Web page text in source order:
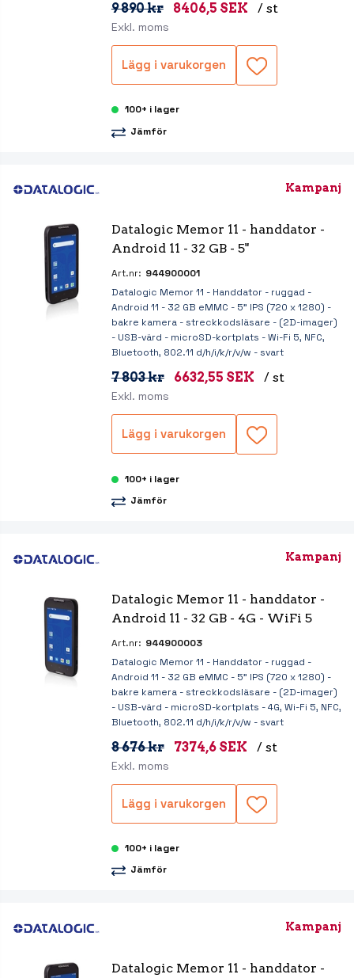
9 890 kr 8406,5 SEK / st
Exkl. moms
Lägg i varukorgen
100+ i lager
Jämför
Kampanj
Datalogic Memor 11 - handdator -
Android 11 - 32 GB - 5"
Art.nr: 944900001
Datalogic Memor 11 - Handdator - ruggad -
Android 11 - 32 GB eMMC - 5" IPS (720 x 1280) -
bakre kamera - streckkodsläsare - (2D-imager)
- USB-värd - microSD-kortplats - Wi-Fi 5, NFC,
Bluetooth, 802.11 d/h/i/k/r/v/w - svart
7 803 kr 6632,55 SEK / st
Exkl. moms
Lägg i varukorgen
100+ i lager
Jämför
Kampanj
Datalogic Memor 11 - handdator -
Android 11 - 32 GB - 4G - WiFi 5
Art.nr: 944900003
Datalogic Memor 11 - Handdator - ruggad -
Android 11 - 32 GB eMMC - 5" IPS (720 x 1280) -
bakre kamera - streckkodsläsare - (2D-imager)
- USB-värd - microSD-kortplats - 4G, Wi-Fi 5, NFC,
Bluetooth, 802.11 d/h/i/k/r/v/w - svart
8 676 kr 7374,6 SEK / st
Exkl. moms
Lägg i varukorgen
100+ i lager
Jämför
Kampanj
Datalogic Memor 11 - handdator -